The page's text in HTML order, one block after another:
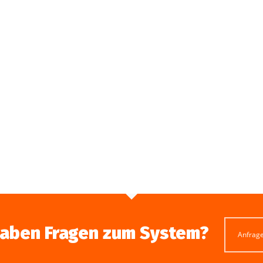
Fragen zum System?